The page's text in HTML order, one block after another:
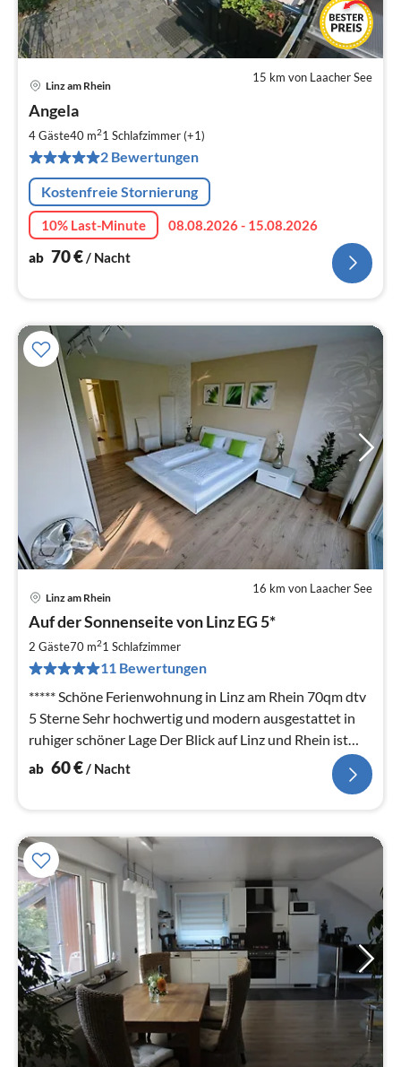
15 km von Laacher See
Linz am Rhein
Angela
4 Gäste40 m21 Schlafzimmer (+1)
2 Bewertungen
Kostenfreie Stornierung
10% Last-Minute
08.08.2026 - 15.08.2026
ab 70€/ Nacht
16 km von Laacher See
Linz am Rhein
Auf der Sonnenseite von Linz EG 5*
2 Gäste70 m21 Schlafzimmer
11 Bewertungen
***** Schöne Ferienwohnung in Linz am Rhein 70qm dtv
5 Sterne Sehr hochwertig und modern ausgestattet in
ruhiger schöner Lage Der Blick auf Linz und Rhein ist
Erholung pur
ab 60€/ Nacht